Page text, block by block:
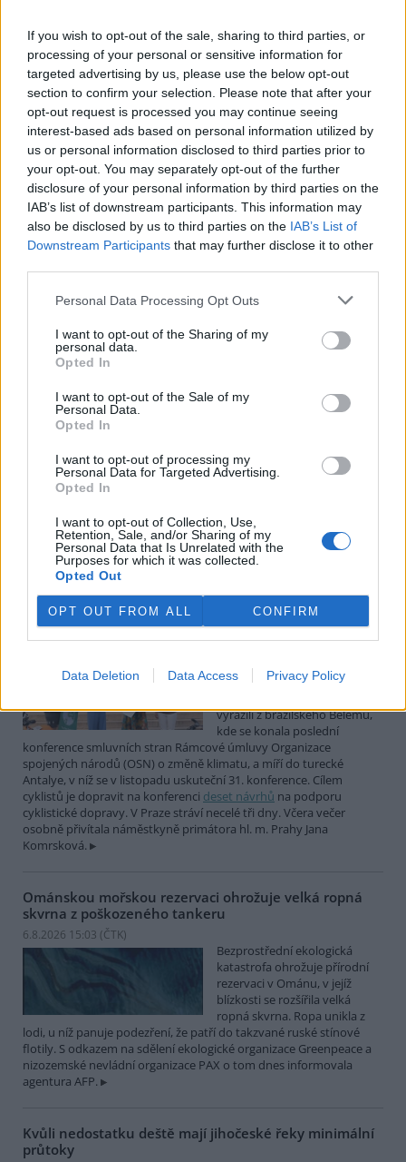
If you wish to opt-out of the sale, sharing to third parties, or
processing of your personal or sensitive information for
targeted advertising by us, please use the below opt-out
section to confirm your selection. Please note that after your
opt-out request is processed you may continue seeing
interest-based ads based on personal information utilized by
us or personal information disclosed to third parties prior to
your opt-out. You may separately opt-out of the further
disclosure of your personal information by third parties on the
IAB’s list of downstream participants. This information may
also be disclosed by us to third parties on the IAB’s List of
Downstream Participants that may further disclose it to other
Personal Data Processing Opt Outs
I want to opt-out of the Sharing of my
personal data.
Opted In
I want to opt-out of the Sale of my
Personal Data.
Opted In
I want to opt-out of processing my
Personal Data for Targeted Advertising.
Opted In
I want to opt-out of Collection, Use,
Retention, Sale, and/or Sharing of my
Personal Data that Is Unrelated with the
Purposes for which it was collected.
Opted Out
OPT OUT FROM ALL CONFIRM
Data Deletion Data Access Privacy Policy
zjištěna prověřováním. Stanovisko MŽP a ČIŽP ČTK shání.
Ředitelé odborů i mluvčí se z ČIŽP rozhodli odejít z
vlastní vůle, řekl Straka
6.8.2026 15:22 (ČTK)
Ředitel odboru vnitřních
služeb Matěj Mrlina, vedoucí
služebního úřadu Oldřich
Jarolím a tisková mluvčí Miriam
Loužecká končí na České
inspekci životního prostředí (ČIŽP) z vlastní iniciativy. Na dotaz ČTK
to napsal nový ředitel inspekce Pavel Straka (za Motoristy). O jejich
plánovaných odchodechinformovalyv pondělí Seznam Zprávy.
Veterináři v horku ošetřují více zvířat, ohrožení jsou psi
se zploštělým čumákem
Veterináři v současných
vedrech ošetřují více zvířat.
krátkou lebkou a zploštělým
čumákem, jako jsou například mopsi nebo buldočci, starší jedinci a
zvířata se srdečním onemocněním. Jejich majitelé pro ně
dehydrataci nebo kolapsu. ČTK to sdělila viceprezidentka Komory
veterinárních lékařů ČR Kateřina Valdhans.
Do Prahy dorazili jezdci cyklistické štafety, míří na
konferenci o klimatu
Do Prahy dnes dorazili jezdci
mezinárodní cyklistické štafety
vyrazili z brazilského Belému,
kde se konala poslední
konference smluvních stran Rámcové úmluvy Organizace
spojených národů (OSN) o změně klimatu, a míří do turecké
Antalye, v níž se v listopadu uskuteční 31. konference. Cílem
cyklistů je dopravit na konferenci deset návrhů na podporu
cyklistické dopravy. V Praze stráví necelé tři dny. Včera večer
osobně přivítala náměstkyně primátora hl. m. Prahy Jana
Komrsková.
Ománskou mořskou rezervaci ohrožuje velká ropná
skvrna z poškozeného tankeru
6.8.2026 15:03 (ČTK)
Bezprostřední ekologická
katastrofa ohrožuje přírodní
rezervaci v Ománu, v jejíž
blízkosti se rozšířila velká
ropná skvrna. Ropa unikla z
lodi, u níž panuje podezření, že patří do takzvané ruské stínové
flotily. S odkazem na sdělení ekologické organizace Greenpeace a
nizozemské nevládní organizace PAX o tom dnes informovala
agentura AFP.
Kvůli nedostatku deště mají jihočeské řeky minimální
průtoky